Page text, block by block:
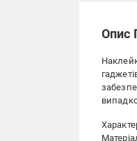
Опис